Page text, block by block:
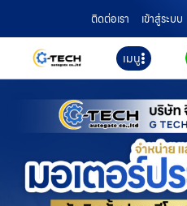
ติดต่อเรา เข้าสู่ระบบ
เมนู